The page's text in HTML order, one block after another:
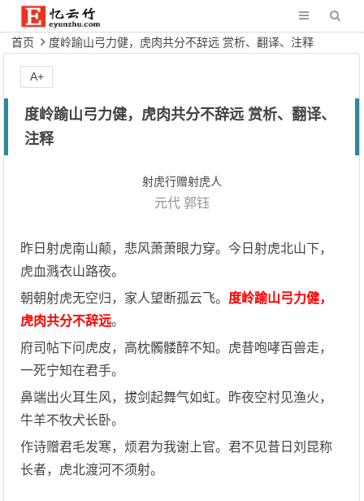
首页 度岭踰山弓力健，虎肉共分不辞远 赏析、翻译、注释
度岭踰山弓力健，虎肉共分不辞远 赏析、翻译、
注释
射虎行赠射虎人
元代 郭钰
昨日射虎南山颠，悲风萧萧眼力穿。今日射虎北山下，
虎血溅衣山路夜。
朝朝射虎无空归，家人望断孤云飞。 度岭踰山弓力健，
虎肉共分不辞远。
府司帖下问虎皮，高枕髑髅醉不知。虎昔咆哮百兽走，
一死宁知在君手。
鼻端出火耳生风，拔剑起舞气如虹。昨夜空村见渔火，
牛羊不牧犬长卧。
作诗赠君毛发寒，烦君为我谢上官。君不见昔日刘昆称
长者，虎北渡河不须射。
A+